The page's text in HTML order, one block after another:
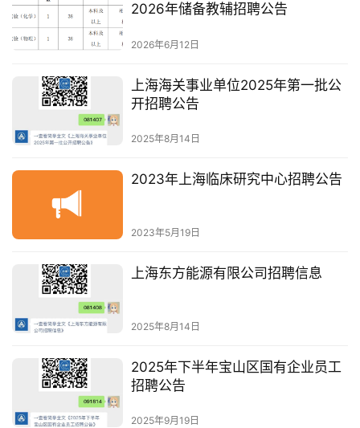
2026年储备教辅招聘公告
2026年6月12日
上海海关事业单位2025年第一批公
开招聘公告
2025年8月14日
2023年上海临床研究中心招聘公告
2023年5月19日
上海东方能源有限公司招聘信息
2025年8月14日
2025年下半年宝山区国有企业员工
招聘公告
2025年9月19日